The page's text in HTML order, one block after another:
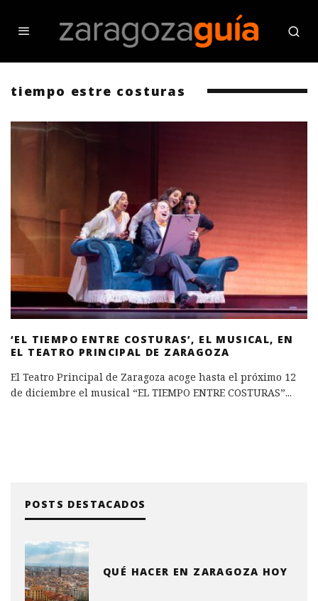
tiempo estre costuras
‘EL TIEMPO ENTRE COSTURAS’, EL MUSICAL, EN
EL TEATRO PRINCIPAL DE ZARAGOZA
El Teatro Principal de Zaragoza acoge hasta el próximo 12
de diciembre el musical “EL TIEMPO ENTRE COSTURAS”...
POSTS DESTACADOS
QUÉ HACER EN ZARAGOZA HOY